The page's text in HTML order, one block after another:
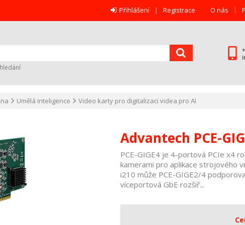
O nás
Přihlášení Registrace
Umělá inteligence Video karty pro digitalizaci videa pro AI
Advantech PCE-
PCE-GIGE4 je 4-portová PCIe x4
kamerami pro aplikace strojového
i210 může PCE-GIGE2/4
víceportová GbE rozšiř...